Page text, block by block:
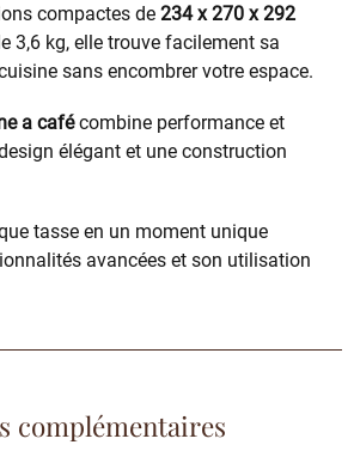
compactes de 234 x 270 x 292
3,6 kg, elle trouve facilement sa
sans encombrer votre espace.
a cafécombine performance et
élégant et une construction
tasse en un moment unique
avancées et son utilisation
complémentaires